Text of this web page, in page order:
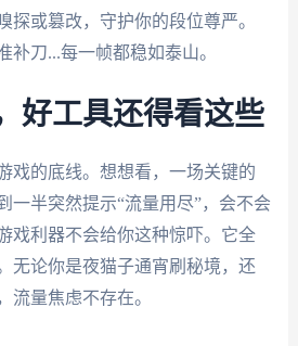
探或篡改，守护你的段位尊严。
补刀...每一帧都稳如泰山。
好工具还得看这些
戏的底线。想想看，一场关键的
一半突然提示“流量用尽”，会不会
戏利器不会给你这种惊吓。它全
无论你是夜猫子通宵刷秘境，还
流量焦虑不存在。